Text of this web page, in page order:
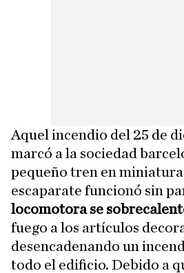
Aquel incendio del 25 de
marcó a la sociedad
pequeño tren en miniatura
escaparate funcionó sin
locomotora se
fuego a los artículos
desencadenando un
todo el edificio. Debido a